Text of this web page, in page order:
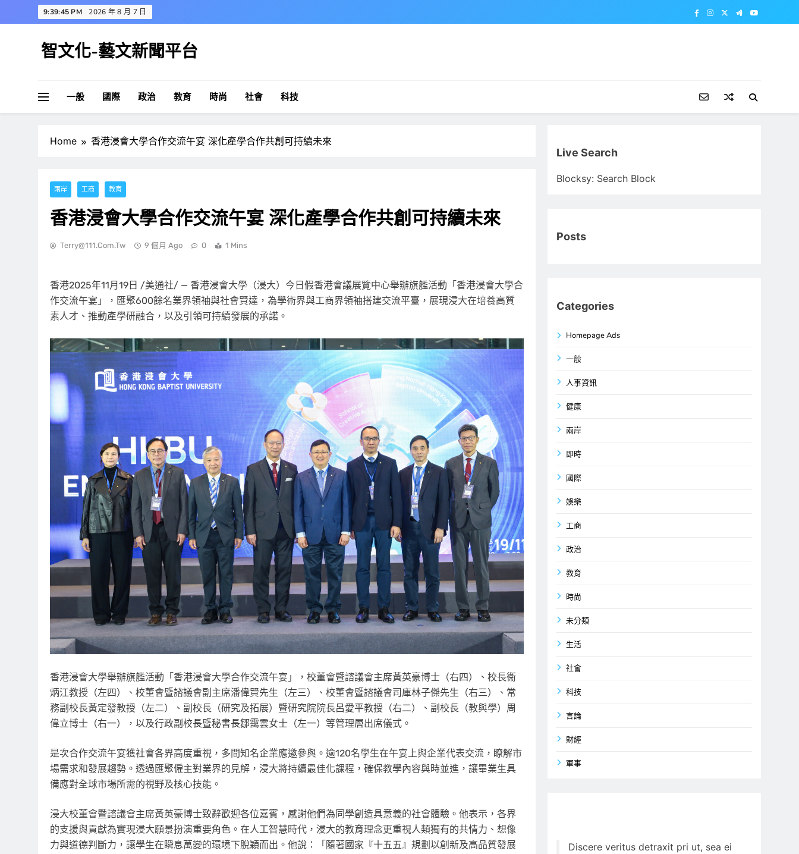
to
9:39:46 PM 2026 年 8 月 7 日
智文化-藝文新聞平台
一般 國際 政治 教育 時尚 社會 科技
Home 香港浸會大學合作交流午宴 深化產學合作共創可持續未來
兩岸 工商 教育
香港浸會大學合作交流午宴 深化產學合作共創可持續未來
Terry@111.com.tw 9 個月 Ago 0 1 Mins
香港2025年11月19日 /美通社/ — 香港浸會大學（浸大）今日假香港會議展覽中心舉辦旗艦活動「香港浸會大學合
作交流午宴」，匯聚600餘名業界領袖與社會賢達，為學術界與工商界領袖搭建交流平臺，展現浸大在培養高質
素人才 、推動產學研融合，以及引領可持續發展的承諾。
香港浸會大學舉辦旗艦活動「香港浸會大學合作交流午宴」，校董會暨諮議會主席黃英豪博士（右四）、校長衞
炳江教授（左四）、校董會暨諮議會副主席潘偉賢先生（左三）、校董會暨諮議會司庫林子傑先生（右三）、常
務副校長黃定發教授（左二）、副校長（研究及拓展）暨研究院院長呂愛平教授（右二）、副校長（教與學）周
偉立博士（右一），以及行政副校長暨秘書長鄒靄雲女士（左一）等管理層出席儀式。
是次合作交流午宴獲社會各界高度重視， 多間知名企業應邀參與 。逾120名學生在午宴上與企業代表交流 ，瞭解市
場需求和發展趨勢。透過匯聚僱主對業界的見解，浸大將持續最佳化課程，確保教學內容與時並進，讓畢業生具
備應對全球市場所需的視野及核心技能。
浸大校董會暨諮議會主席黃英豪博士致辭歡迎各位嘉賓，感謝他們為同學創造具意義的社會體驗。他表示，各界
的支援與貢獻為實現浸大願景扮演重要角色。在人工智慧時代，浸大的教育理念更重視人類獨有的共情力、想像
力與道德判斷力，讓學生在瞬息萬變的環境下脫穎而出。他說：「隨著國家『十五五』規劃以創新及高品質發展
Live Search
Blocksy: Search Block
Posts
Categories
Homepage Ads
一般
人事資訊
健康
兩岸
即時
國際
娛樂
工商
政治
教育
時尚
未分類
生活
社會
科技
言論
財經
軍事
Discere veritus detraxit pri ut, sea ei